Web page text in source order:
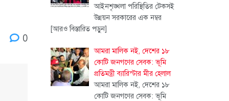
0
আইনশৃঙ্খলা পরিস্থিতির টেকসই
উন্নয়ন সরকারের এক নম্বর
[আরও বিস্তারিত পড়ুন]
আমরা মালিক নই, দেশের ১৮
কোটি জনগণের সেবক: ভূমি
প্রতিমন্ত্রী ব্যারিস্টার মীর হেলাল
আমরা মালিক নই, দেশের ১৮
কোটি জনগণের সেবক: ভূমি